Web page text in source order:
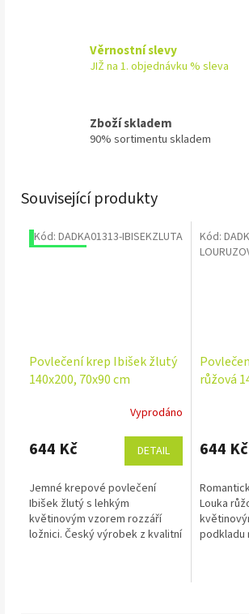
Věrnostní slevy
JIŽ na 1. objednávku % sleva
Zboží skladem
90% sortimentu skladem
Související produkty
Výprodej
Povlečení krep Ibišek žlutý
140x200, 70x90 cm
Vyprodáno
644 Kč DETAIL
Jemné krepové povlečení
Ibišek žlutý s lehkým
květinovým vzorem rozzáří
ložnici. Český výrobek z kvalitní
Kód: DADKA01313-IBISEKZLUTA
růžová
644 Kč
Louka
podkladu
Kód: